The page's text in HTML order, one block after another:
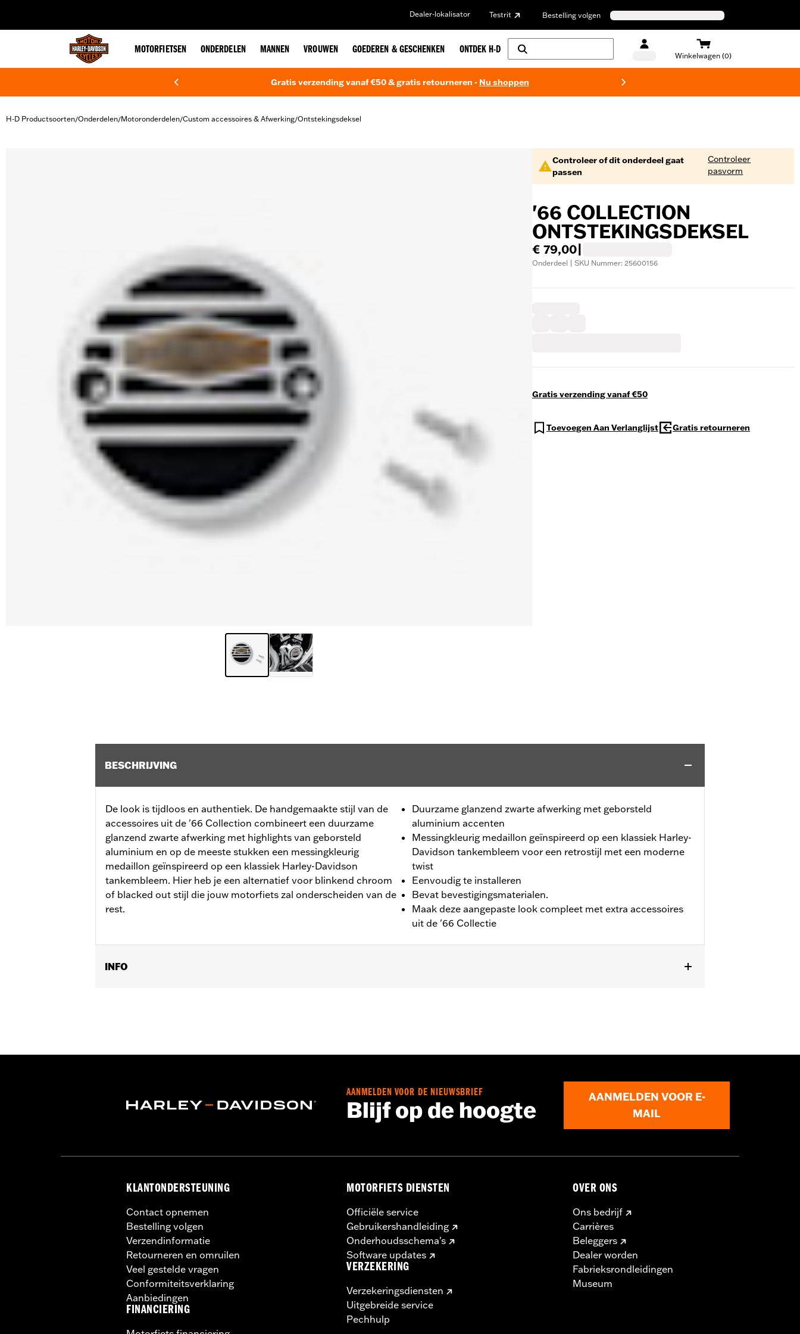
Dealer-lokalisator Testrit Bestelling volgen
MOTORFIETSEN ONDERDELEN MANNEN VROUWEN GOEDEREN & GESCHENKEN ONTDEK H-D
Winkelwagen (0)
Gratis verzending vanaf €50 & gratis retourneren - Nu shoppen
H-D Productsoorten/Onderdelen/Motoronderdelen/Custom accessoires & Afwerking/Ontstekingsdeksel
Controleer of dit onderdeel gaat
passen
Controleer
pasvorm
'66 COLLECTION
ONTSTEKINGSDEKSEL
€ 79,00
Onderdeel | SKU Nummer: 25600156
Gratis verzending vanaf €50
Toevoegen Aan Verlanglijst Gratis retourneren
BESCHRIJVING
De look is tijdloos en authentiek. De handgemaakte stijl van de
accessoires uit de '66 Collection combineert een duurzame
glanzend zwarte afwerking met highlights van geborsteld
aluminium en op de meeste stukken een messingkleurig
medaillon geïnspireerd op een klassiek Harley-Davidson
tankembleem. Hier heb je een alternatief voor blinkend chroom
of blacked out stijl die jouw motorfiets zal onderscheiden van de
rest.
Duurzame glanzend zwarte afwerking met geborsteld
aluminium accenten
Messingkleurig medaillon geïnspireerd op een klassiek Harley-
Davidson tankembleem voor een retrostijl met een moderne
twist
Eenvoudig te installeren
Bevat bevestigingsmaterialen.
Maak deze aangepaste look compleet met extra accessoires
uit de '66 Collectie
INFO
Per stuk verkocht:Elk
Removing and installing engine covers may require purchase of new gaskets. See dealer for information.
AANMELDEN VOOR DE NIEUWSBRIEF
Blijf op de hoogte
AANMELDEN VOOR E-
MAIL
KLANTONDERSTEUNING
Contact opnemen
Bestelling volgen
Verzendinformatie
Retourneren en omruilen
Veel gestelde vragen
Conformiteitsverklaring
Aanbiedingen
FINANCIERING
MOTORFIETS DIENSTEN
Officiële service
Gebruikershandleiding
Onderhoudsschema's
Software updates
VERZEKERING
Verzekeringsdiensten
Uitgebreide service
Pechhulp
OVER ONS
Ons bedrijf
Carrières
Beleggers
Dealer worden
Fabrieksrondleidingen
Museum